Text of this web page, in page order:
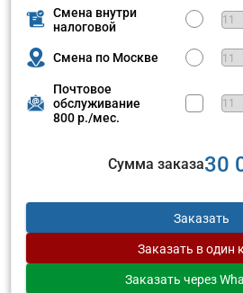
Смена внутри
налоговой
Смена по Москве
Почтовое
обслуживание
800 р./мес.
Сумма заказа30
Заказать
Заказать в один
Заказать через